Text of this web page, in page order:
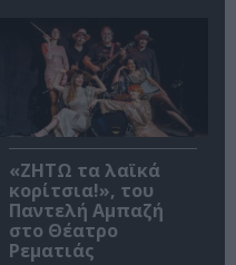
«ΖΗΤΩ τα λαϊκά
κορίτσια!», του
Παντελή Αμπαζή
στο Θέατρο
Ρεματιάς